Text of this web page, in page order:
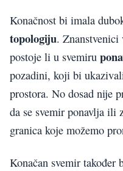
Konačnost bi imala
topologiju. Znanstvenici
postoje li u svemiru
pozadini, koji bi
prostora. No dosad nije
da se svemir ponavlja ili
granica koje možemo
Konačan svemir također